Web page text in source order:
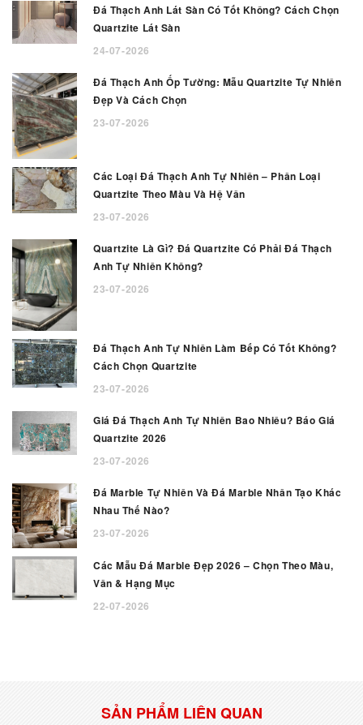
Đá Thạch Anh Lát Sàn Có Tốt Không? Cách Chọn
Quartzite Lát Sàn
24-07-2026
Đá Thạch Anh Ốp Tường: Mẫu Quartzite Tự Nhiên
Đẹp Và Cách Chọn
23-07-2026
Các Loại Đá Thạch Anh Tự Nhiên – Phân Loại
Quartzite Theo Màu Và Hệ Vân
23-07-2026
Quartzite Là Gì? Đá Quartzite Có Phải Đá Thạch
Anh Tự Nhiên Không?
23-07-2026
Đá Thạch Anh Tự Nhiên Làm Bếp Có Tốt Không?
Cách Chọn Quartzite
23-07-2026
Giá Đá Thạch Anh Tự Nhiên Bao Nhiêu? Báo Giá
Quartzite 2026
23-07-2026
Đá Marble Tự Nhiên Và Đá Marble Nhân Tạo Khác
Nhau Thế Nào?
23-07-2026
Các Mẫu Đá Marble Đẹp 2026 – Chọn Theo Màu,
Vân & Hạng Mục
22-07-2026
SẢN PHẨM LIÊN QUAN